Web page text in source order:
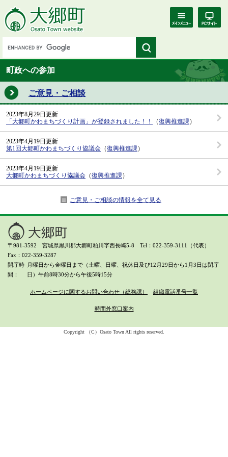
町政への参加
ご意見・ご相談
2023年8月29日更新
「大郷町かわまちづくり計画」が登録されました！！
（復興推進課 ）
2023年4月19日更新
第1回大郷町かわまちづくり協議会 （復興推進課 ）
2023年4月19日更新
大郷町かわまちづくり協議会 （復興推進課 ）
ご意見・ご相談の情報を全て見る
〒981-3592 宮城県黒川郡大郷町粕川字西長崎5-8 Tel：022-359-3111（代表）
Fax：022-359-3287
開庁時
間
月曜日から金曜日まで（土曜、日曜、祝休日及び12月29日から1月3日は閉庁
日） 午前8時30分から午後5時15分
ホームページに関するお問い合わせ（総務課） 組織電話番号一覧
時間外窓口案内
Copyright （C）Osato Town All rights reserved.